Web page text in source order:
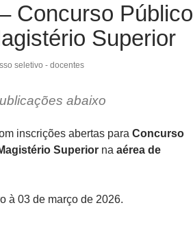
Concurso Público
Superior
seletivo - docentes
abaixo
inscrições abertas para Concurso
Superiorna aérea de
à 03 de março de 2026.